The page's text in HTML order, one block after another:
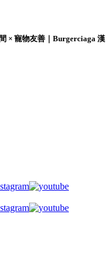
× 寵物友善｜Burgerciaga 漢